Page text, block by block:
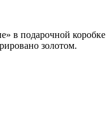
в подарочной коробке
золотом.